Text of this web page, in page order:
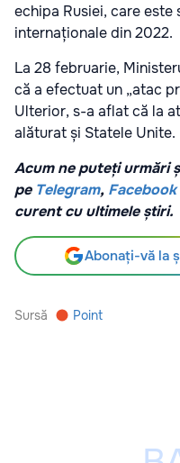
echipa Rusiei, care
internaționale din 2022.
La 28 februarie,
că a efectuat un „atac
Ulterior, s-a aflat că la
alăturat și Statele Unite.
Acum ne puteți urmări
pe Telegram, Facebook
curent cu ultimele știri.
Abonați-vă la
Sursă Point